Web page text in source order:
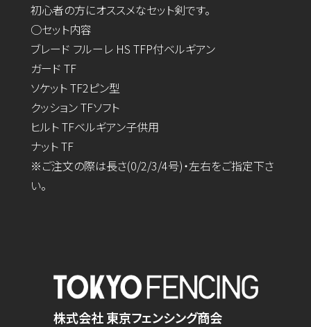
初心者の方にオススメなセット剣です。
○セット内容
ブレード フルーレ HS TFP付ベルギアン
ガード TF
ソケット TF2ピン型
クッション TFソフト
ヒルト TFベルギアン子供用
ナット TF
※ご注文の際は長さ(0/2/3/4号)・左右をご指定下さ
い。
株式会社 東京フェンシング商会